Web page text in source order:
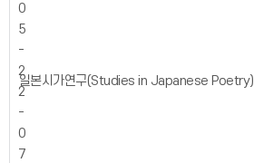
0
5
-
2
2
-
0
7
일본시가연구(Studies in Japanese Poetry)